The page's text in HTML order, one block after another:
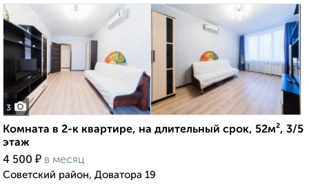
3
Комната в 2-к квартире, на длительный срок, 52м², 3/5
этаж
4 500 ₽ в месяц
Советский район, Доватора 19